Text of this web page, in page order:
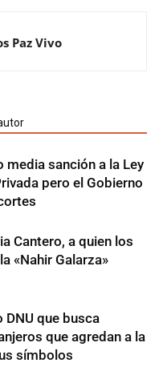
Paz Vivo
media sanción a la Ley
pero el Gobierno
Cantero, a quien los
«Nahir Galarza»
DNU que busca
que agredan a la
símbolos